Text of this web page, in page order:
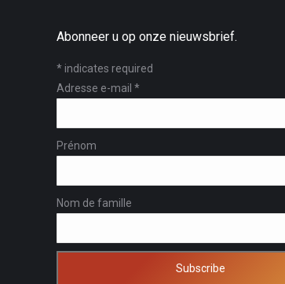
Abonneer u op onze nieuwsbrief.
*indicates required
Adresse e-mail *
Prénom
Nom de famille